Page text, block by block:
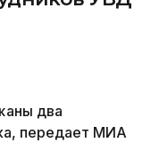
два
передает МИА